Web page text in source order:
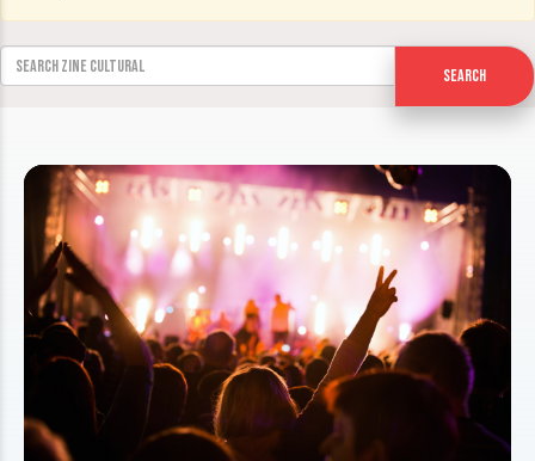
Search for:
Search